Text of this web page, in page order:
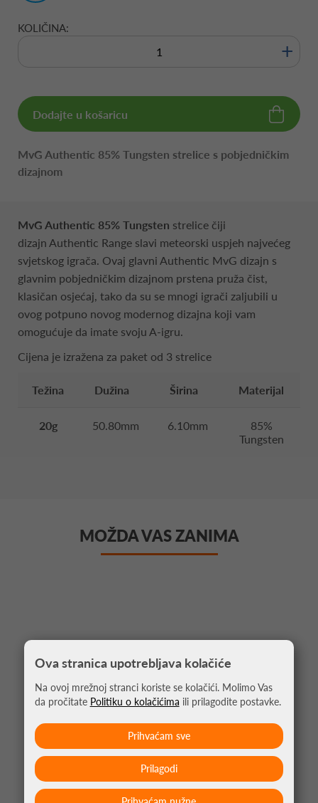
KOLIČINA:
+
Dodajte u košaricu
MvG Authentic 85% Tungsten strelice s pobjedničkim
dizajnom
MvG Authentic 85% Tungsten strelice čiji
dizajn Authentic Range slavi meteorski uspjeh najvećeg
svjetskog igrača. Ovaj glavni Authentic MvG dizajn s
glavnim pobjedničkim dizajnom prstena pruža čist,
klasičan osjećaj, tako da su se mnogi igrači zaljubili u
ovog potpuno novog modernog dizajna koji vam
omogućuje da imate svoju A-igru.
Cijena je izražena za paket od 3 strelice
Težina Dužina Širina Materijal
20g 50.80mm 6.10mm
85%
Tungsten
MOŽDA VAS ZANIMA
Ova stranica upotrebljava kolačiće
Na ovoj mrežnoj stranci koriste se kolačići. Molimo Vas
da pročitate Politiku o kolačićima ili prilagodite postavke.
Prilagodi
Prihvaćam sve